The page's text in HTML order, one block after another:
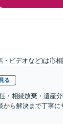
・ビデオなど)は応相
る
相続放棄・遺産
ら解決まで丁寧